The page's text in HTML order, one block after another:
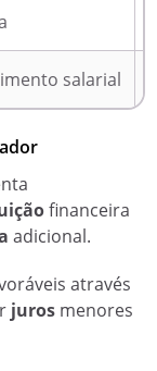
salarial
financeira
adicional.
através
juros menores